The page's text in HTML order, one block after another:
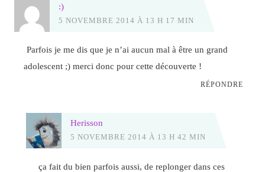
:)
5 NOVEMBRE 2014 À 13 H 17 MIN
Parfois je me dis que je n’ai aucun mal à être un grand
adolescent ;) merci donc pour cette découverte !
RÉPONDRE
Herisson
5 NOVEMBRE 2014 À 13 H 42 MIN
ça fait du bien parfois aussi, de replonger dans ces